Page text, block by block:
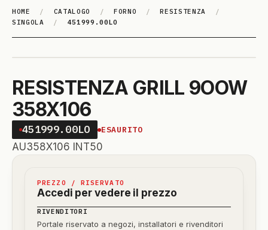
HOME / CATALOGO / FORNO / RESISTENZA
/
SINGOLA
/ 451999.00LO
RESISTENZA GRILL 9OOW
358X106
451999.00LO ESAURITO
AU358X106 INT50
PREZZO / RISERVATO
Accedi per vedere il prezzo
RIVENDITORI
Portale riservato a negozi, installatori e rivenditori